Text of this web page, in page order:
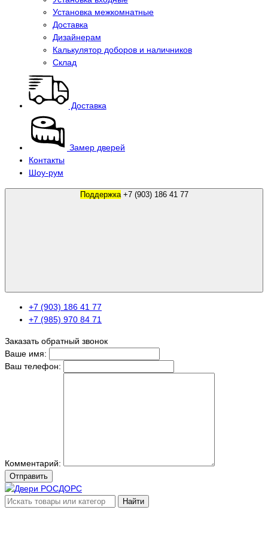
Установка межкомнатные
Доставка
Дизайнерам
Калькулятор доборов и наличников
Склад
Доставка
Замер дверей
Контакты
Шоу-рум
Поддержка +7 (903) 186 41 77
+7 (903) 186 41 77
+7 (985) 970 84 71
Заказать обратный звонок
Ваше имя:
Ваш телефон:
Комментарий:
Отправить
Найти